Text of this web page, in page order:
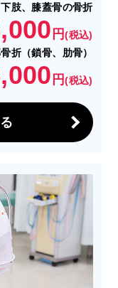
肢、膝蓋骨の骨折
円(税込)
折（鎖骨、肋骨）
円(税込)